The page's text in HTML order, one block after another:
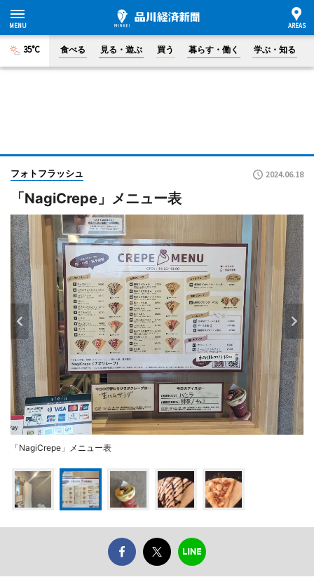
35°C 食べる 見る・遊ぶ 買う 暮らす・働く 学ぶ・知る
フォトフラッシュ 2024.06.18
「NagiCrepe」メニュー表
「NagiCrepe」メニュー表